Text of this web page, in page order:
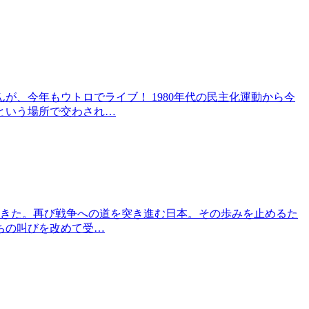
、今年もウトロでライブ！ 1980年代の民主化運動から今
いう場所で交わされ…
た。再び戦争への道を突き進む日本。その歩みを止めるた
の叫びを改めて受…